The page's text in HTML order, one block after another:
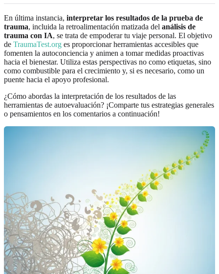
En última instancia, interpretar los resultados de la prueba de
trauma, incluida la retroalimentación matizada del análisis de
trauma con IA, se trata de empoderar tu viaje personal. El objetivo
de TraumaTest.org es proporcionar herramientas accesibles que
fomenten la autoconciencia y animen a tomar medidas proactivas
hacia el bienestar. Utiliza estas perspectivas no como etiquetas, sino
como combustible para el crecimiento y, si es necesario, como un
puente hacia el apoyo profesional.
¿Cómo abordas la interpretación de los resultados de las
herramientas de autoevaluación? ¡Comparte tus estrategias generales
o pensamientos en los comentarios a continuación!